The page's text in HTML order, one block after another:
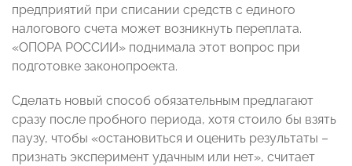
предприятий при списании средств с единого
налогового счета может возникнуть переплата.
«ОПОРА РОССИИ» поднимала этот вопрос при
подготовке законопроекта.
Сделать новый способ обязательным предлагают
сразу после пробного периода, хотя стоило бы взять
паузу, чтобы «остановиться и оценить результаты –
признать эксперимент удачным или нет», считает